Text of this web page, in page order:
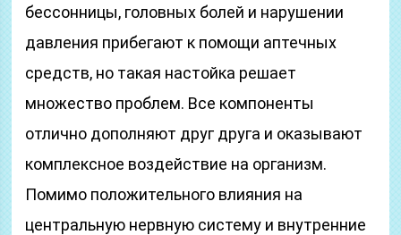
бессонницы, головных болей и нарушении
давления прибегают к помощи аптечных
средств, но такая настойка решает
множество проблем. Все компоненты
отлично дополняют друг друга и оказывают
комплексное воздействие на организм.
Помимо положительного влияния на
центральную нервную систему и внутренние